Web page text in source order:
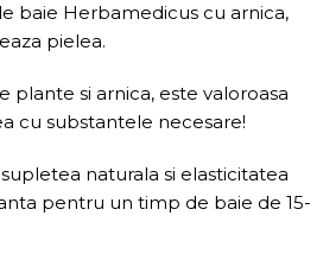
baie Herbamedicus cu arnica,
pielea.
plante si arnica, este valoroasa
cu substantele necesare!
naturala si elasticitatea
pentru un timp de baie de 15-